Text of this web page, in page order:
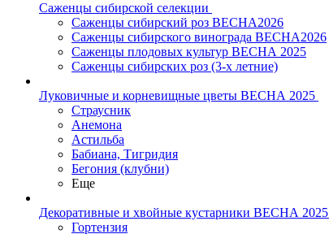
Саженцы сибирской селекции
Саженцы сибирский роз ВЕСНА2026
Саженцы сибирского винограда ВЕСНА2026
Саженцы плодовых культур ВЕСНА 2025
Саженцы сибирских роз (3-х летние)
Луковичные и корневищные цветы ВЕСНА 2025
Страусник
Анемона
Астильба
Бабиана, Тигридия
Бегония (клубни)
Еще
Декоративные и хвойные кустарники ВЕСНА 2025
Гортензия